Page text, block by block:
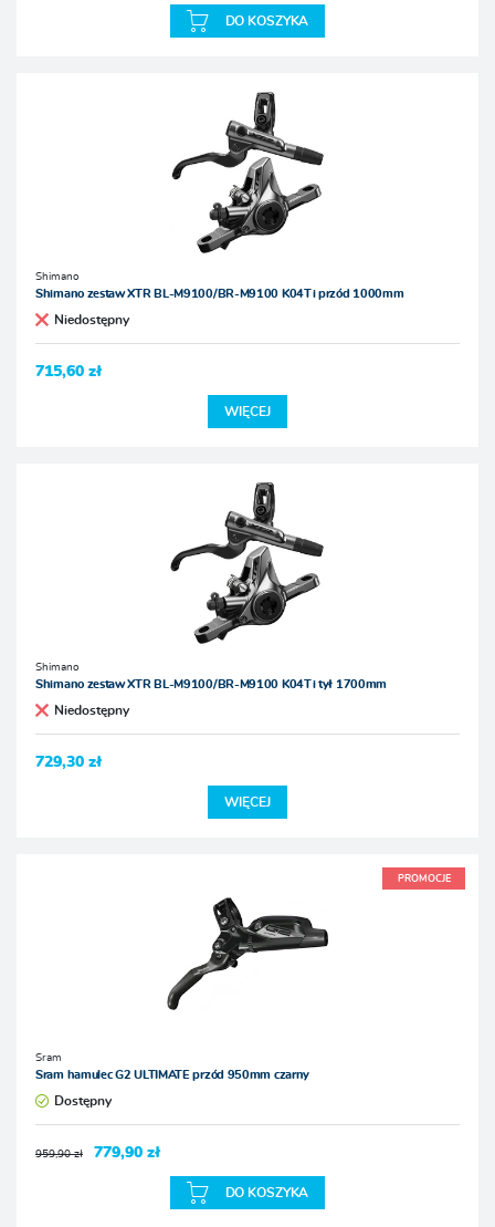
DO KOSZYKA
Shimano
Shimano zestaw XTR BL-M9100/BR-M9100 K04Ti przód 1000mm
Niedostępny
715,60 zł
WIĘCEJ
Shimano
Shimano zestaw XTR BL-M9100/BR-M9100 K04Ti tył 1700mm
Niedostępny
729,30 zł
WIĘCEJ
PROMOCJE
Sram
Sram hamulec G2 ULTIMATE przód 950mm czarny
Dostępny
959,90 zł 779,90 zł
DO KOSZYKA